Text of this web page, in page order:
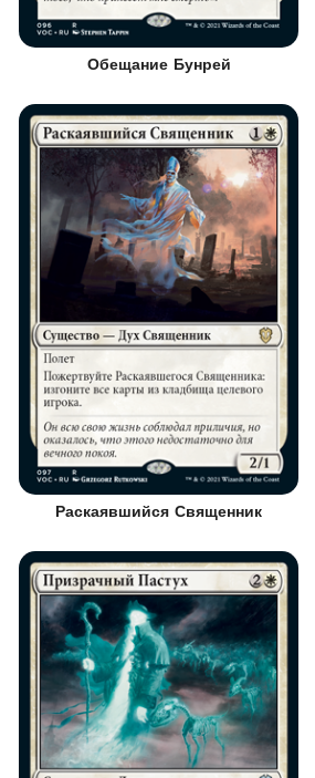
Обещание Бунрей
Раскаявшийся Священник